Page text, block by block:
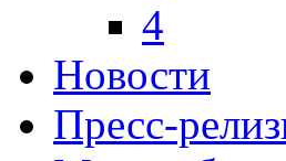
4
Новости
Пресс-